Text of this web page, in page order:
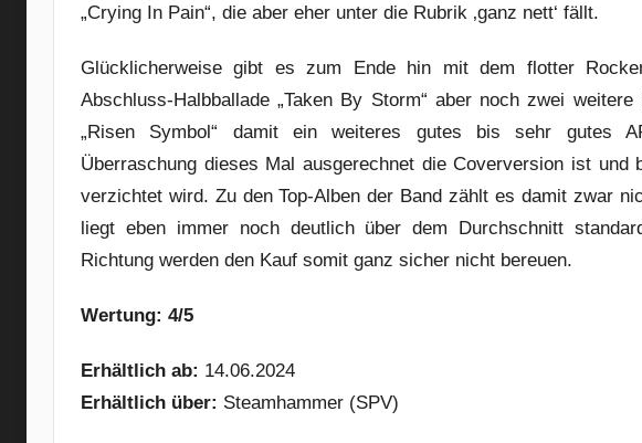
„Crying In Pain“, die aber eher unter die Rubrik ‚ganz nett‘ fällt.
Glücklicherweise gibt es zum Ende hin mit dem flotter
Abschluss-Halbballade „Taken By Storm“ aber noch zwei
„Risen Symbol“ damit ein weiteres gutes bis sehr gutes
Überraschung dieses Mal ausgerechnet die Coverversion ist und
verzichtet wird. Zu den Top-Alben der Band zählt es damit zwar
liegt eben immer noch deutlich über dem Durchschnitt
Richtung werden den Kauf somit ganz sicher nicht bereuen.
Wertung: 4/5
Erhältlich ab: 14.06.2024
Erhältlich über: Steamhammer (SPV)